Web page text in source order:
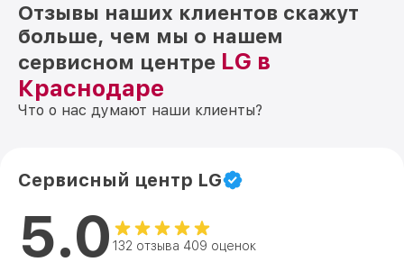
Отзывы наших клиентов скажут
больше, чем мы о нашем
сервисном центре LG в
Краснодаре
Что о нас думают наши клиенты?
Сервисный центр LG
5.0 132 отзыва 409 оценок